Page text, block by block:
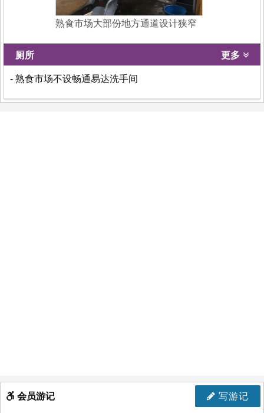
熟食市场大部份地方通道设计狭窄
厕所 更多
- 熟食市场不设畅通易达洗手间
写游记
会员游记